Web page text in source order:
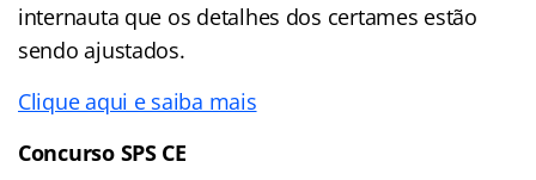
internauta que os detalhes dos certames estão
sendo ajustados.
Clique aqui e saiba mais
Concurso SPS CE